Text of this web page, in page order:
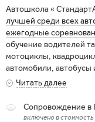
Автошкола «
лучшей среди всех
ежегодные
обучение водителей
мотоциклы,
автомобили, автобусы
обучение на
бессрочной
образовательных
Читать далее
Сопровождение в
включено в стоимость